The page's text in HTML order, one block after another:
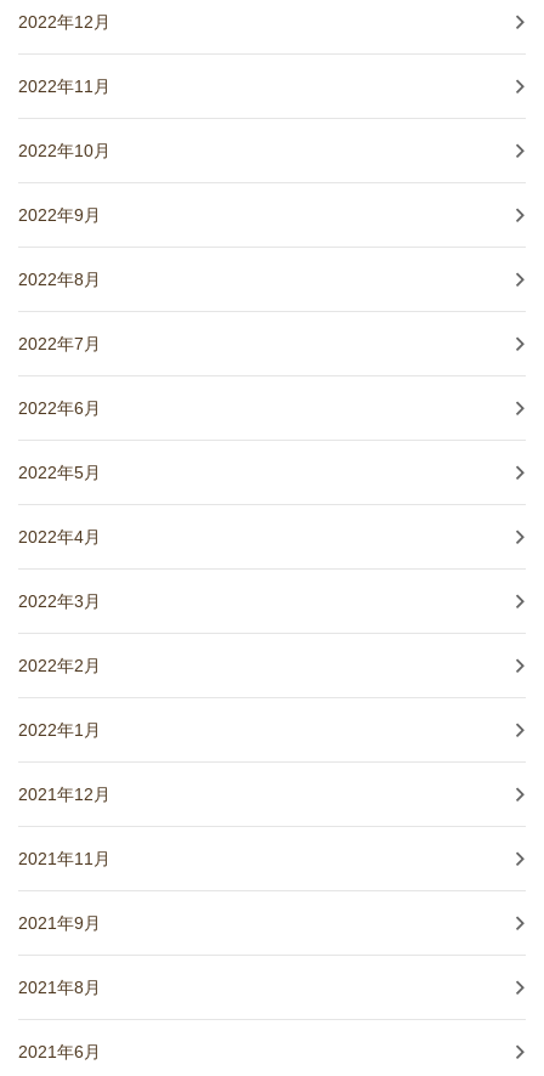
2022年12月
2022年11月
2022年10月
2022年9月
2022年8月
2022年7月
2022年6月
2022年5月
2022年4月
2022年3月
2022年2月
2022年1月
2021年12月
2021年11月
2021年9月
2021年8月
2021年6月